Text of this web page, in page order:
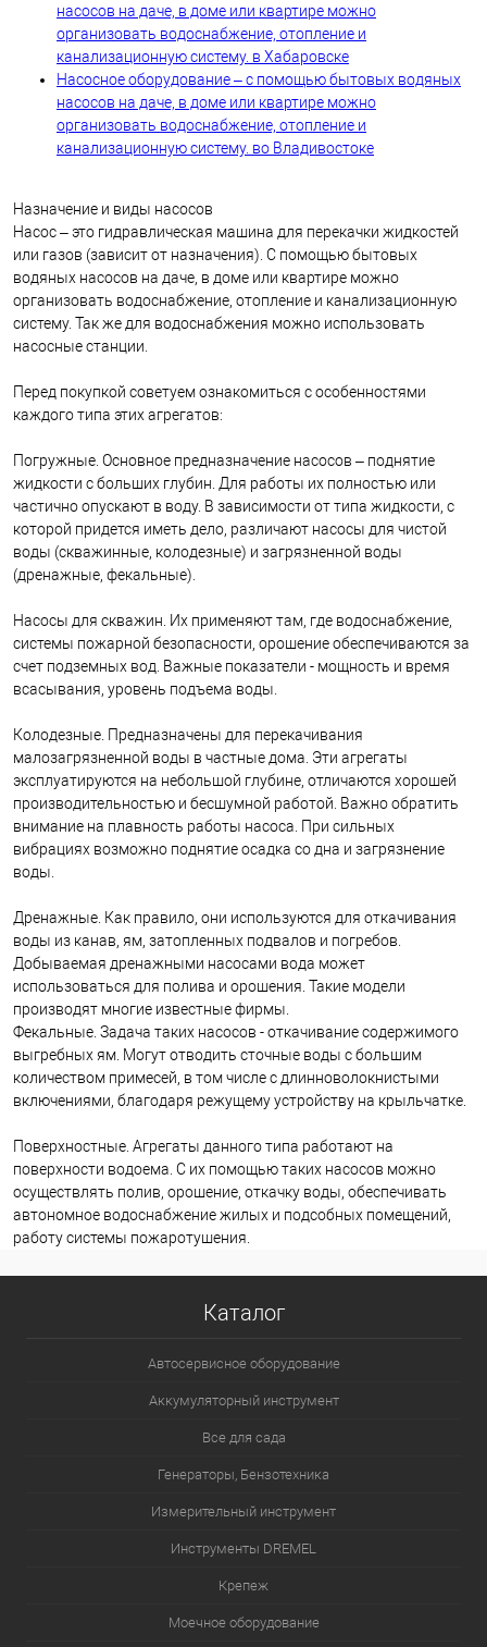
насосов на даче, в доме или квартире можно
организовать водоснабжение, отопление и
канализационную систему. в Хабаровске
Насосное оборудование – с помощью бытовых водяных
насосов на даче, в доме или квартире можно
организовать водоснабжение, отопление и
канализационную систему. во Владивостоке
Назначение и виды насосов
Насос – это гидравлическая машина для перекачки жидкостей
или газов (зависит от назначения). С помощью бытовых
водяных насосов на даче, в доме или квартире можно
организовать водоснабжение, отопление и канализационную
систему. Так же для водоснабжения можно использовать
насосные станции.
Перед покупкой советуем ознакомиться с особенностями
каждого типа этих агрегатов:
Погружные. Основное предназначение насосов – поднятие
жидкости с больших глубин. Для работы их полностью или
частично опускают в воду. В зависимости от типа жидкости, с
которой придется иметь дело, различают насосы для чистой
воды (скважинные, колодезные) и загрязненной воды
(дренажные, фекальные).
Насосы для скважин. Их применяют там, где водоснабжение,
системы пожарной безопасности, орошение обеспечиваются за
счет подземных вод. Важные показатели - мощность и время
всасывания, уровень подъема воды.
Колодезные. Предназначены для перекачивания
малозагрязненной воды в частные дома. Эти агрегаты
эксплуатируются на небольшой глубине, отличаются хорошей
производительностью и бесшумной работой. Важно обратить
внимание на плавность работы насоса. При сильных
вибрациях возможно поднятие осадка со дна и загрязнение
воды.
Дренажные. Как правило, они используются для откачивания
воды из канав, ям, затопленных подвалов и погребов.
Добываемая дренажными насосами вода может
использоваться для полива и орошения. Такие модели
производят многие известные фирмы.
Фекальные. Задача таких насосов - откачивание содержимого
выгребных ям. Могут отводить сточные воды с большим
количеством примесей, в том числе с длинноволокнистыми
включениями, благодаря режущему устройству на крыльчатке.
Поверхностные. Агрегаты данного типа работают на
поверхности водоема. С их помощью таких насосов можно
осуществлять полив, орошение, откачку воды, обеспечивать
автономное водоснабжение жилых и подсобных помещений,
работу системы пожаротушения.
Каталог
Автосервисное оборудование
Аккумуляторный инструмент
Все для сада
Генераторы, Бензотехника
Измерительный инструмент
Инструменты DREMEL
Крепеж
Моечное оборудование